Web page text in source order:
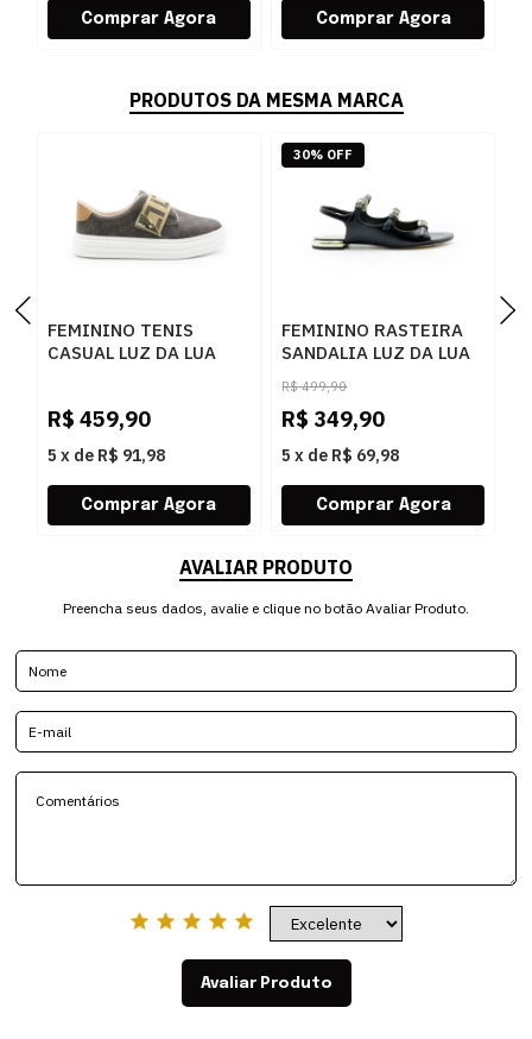
PRODUTOS DA MESMA MARCA
FEMININO TENIS
CASUAL LUZ DA LUA
AMENDOA OURO
R$ 459,90
5 x de R$ 91,98
FEMININO RASTEIRA
SANDALIA LUZ DA LUA
80270037 ATACAMA
PRETO
R$ 499,90
R$ 349,90
5 x de R$ 69,98
30% OFF
AVALIAR PRODUTO
Preencha seus dados, avalie e clique no botão Avaliar Produto.
Avaliar Produto